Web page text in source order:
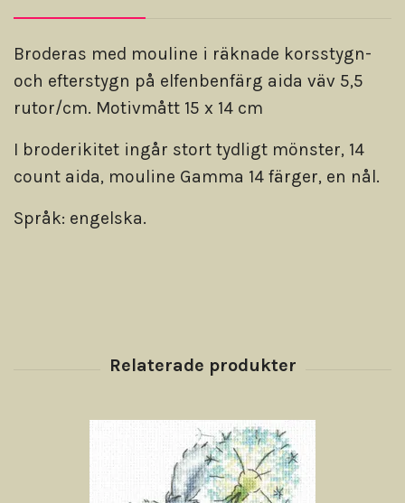
Broderas med mouline i räknade korsstygn-
och efterstygn på elfenbenfärg aida väv 5,5
rutor/cm. Motivmått 15 x 14 cm
I broderikitet ingår stort tydligt mönster, 14
count aida, mouline Gamma 14 färger, en nål.
Språk: engelska.